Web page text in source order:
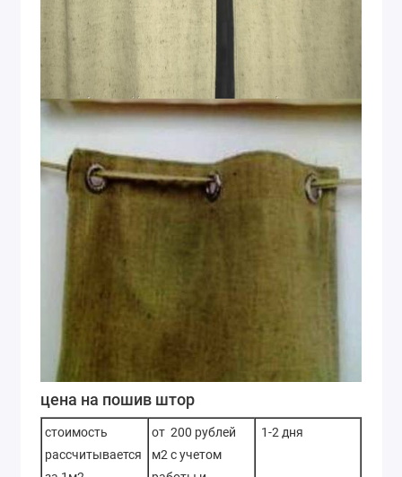
цена на пошив штор
стоимость
рассчитывается
от 200 рублей
м2 с учетом
1-2 дня